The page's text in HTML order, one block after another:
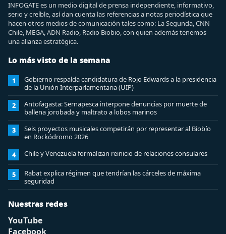
INFOGATE es un medio digital de prensa independiente, informativo,
serio y creíble, así dan cuenta las referencias a notas periodística que
hacen otros medios de comunicación tales como: La Segunda, CNN
Chile, MEGA, ADN Radio, Radio Biobio, con quien además tenemos
una alianza estratégica.
Lo más visto de la semana
1
Gobierno respalda candidatura de Rojo Edwards a la presidencia
de la Unión Interparlamentaria (UIP)
2
Antofagasta: Sernapesca interpone denuncias por muerte de
ballena jorobada y maltrato a lobos marinos
3
Seis proyectos musicales competirán por representar al Biobío
en Rockódromo 2026
4 Chile y Venezuela formalizan reinicio de relaciones consulares
5
Rabat explica régimen que tendrían las cárceles de máxima
seguridad
Nuestras redes
YouTube
Facebook